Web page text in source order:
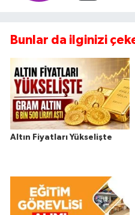
Bunlar da ilginizi
Altın Fiyatları Yükselişte